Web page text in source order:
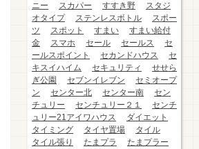
ニー
スカパー すすき野
スタジ
オタイプ
ステンレスボトル
スポー
ツ
スポット すまい
すまい給付
金
スマホ セール セールス
セ
ールスポイント
セカンドハウス
セ
キスイハイム
セキュリティ
せせら
ぎ公園
セブンイレブン
セミオープ
ン
センター北 センター南
セン
チュリー
センチュリー２１
センチ
ュリー21アイワハウス
ダイエット
タイミング
タイヤ置場
タイル
タイル張り
たまプラ
たまプラー